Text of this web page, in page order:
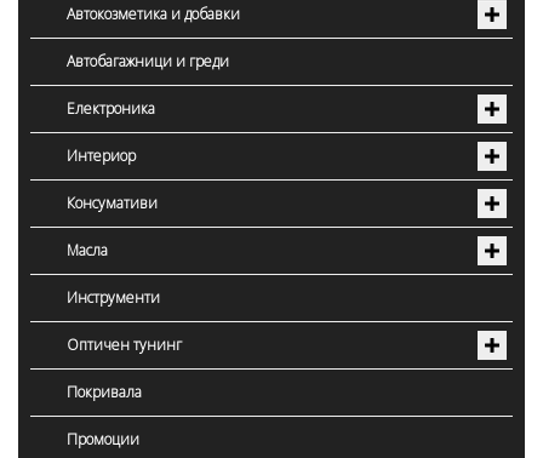
Автокозметика и добавки
Автобагажници и греди
Електроника
Интериор
Консумативи
Масла
Инструменти
Оптичен тунинг
Покривала
Промоции